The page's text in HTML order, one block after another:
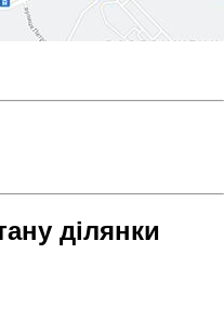
ділянки